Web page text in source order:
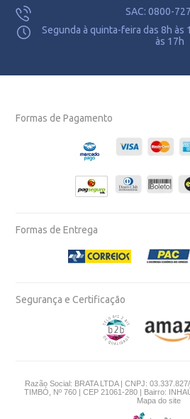
SAC: 0800-
Segunda à quinta-feira das 8h às
às 17h
Formas de Pagamento
Formas de Entrega
Segurança e Certificação
Razão Social: BRATA LTDA | CNPJ:
TIMBÓ, Nº 760 | CEP 21061-280 | Bairro:
Mapa do site